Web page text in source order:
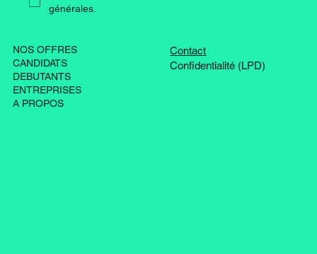
générales.
NOS OFFRES
CANDIDATS
DEBUTANTS
ENTREPRISES
A PROPOS
Contact
Confidentialité (LPD)